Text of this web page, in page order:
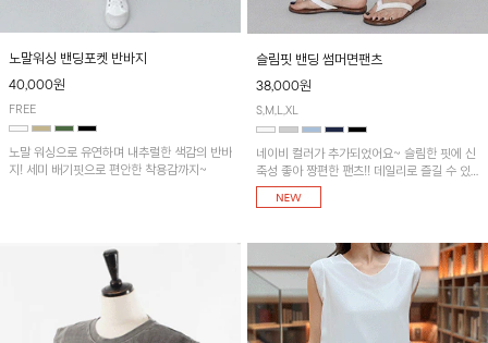
노말워싱 밴딩포켓 반바지
40,000원
FREE
노말 워싱으로 유연하며 내추럴한 색감의 반바
지! 세미 배기핏으로 편안한 착용감까지~
슬림핏 밴딩 썸머면팬츠
38,000원
S,M,L,XL
네이비 컬러가 추가되었어요~ 슬림한 핏에 신
축성 좋아 짱편한 팬츠!! 데일리로 즐길 수 있
는 기본 컬러들로 준비했어요~